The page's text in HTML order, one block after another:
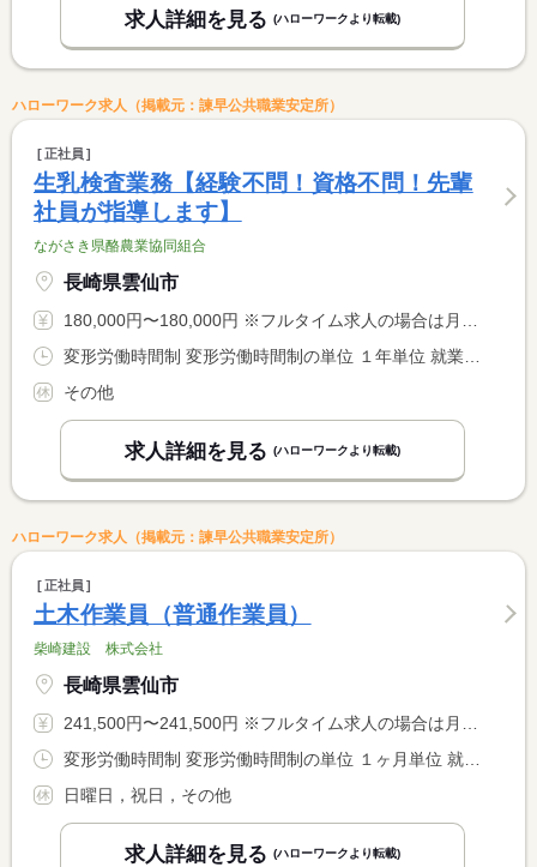
求人詳細を見る (ハローワークより転載)
ハローワーク求人（掲載元：諫早公共職業安定所）
正社員
生乳検査業務【経験不問！資格不問！先輩
社員が指導します】
ながさき県酪農業協同組合
長崎県雲仙市
180,000円〜180,000円 ※フルタイム求人の場合は月額（換算額）、パート求人の場合は時間額を表示しています。
その他
求人詳細を見る (ハローワークより転載)
ハローワーク求人（掲載元：諫早公共職業安定所）
正社員
土木作業員（普通作業員）
柴崎建設 株式会社
長崎県雲仙市
241,500円〜241,500円 ※フルタイム求人の場合は月額（換算額）、パート求人の場合は時間額を表示しています。
日曜日，祝日，その他
求人詳細を見る (ハローワークより転載)